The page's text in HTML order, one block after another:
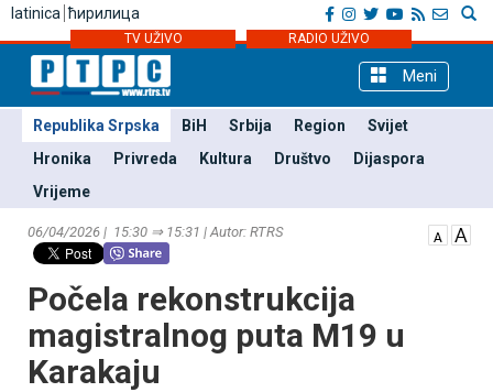
latinica ћирилица
TV UŽIVO RADIO UŽIVO
Meni
Republika Srpska BiH Srbija Region
Svijet
Hronika
Privreda Kultura Društvo
Dijaspora
Vrijeme
06/04/2026 | 15:30 ⇒ 15:31 | Autor: RTRS
Počela rekonstrukcija
magistralnog puta M19 u
Karakaju